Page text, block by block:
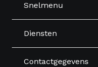
Snelmenu
Diensten
Contactgegevens